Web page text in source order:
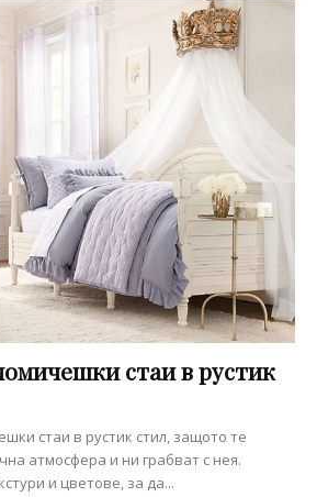
стаи в рустик
стаи в рустик стил, защото те
атмосфера и ни грабват с нея.
и цветове, за да...